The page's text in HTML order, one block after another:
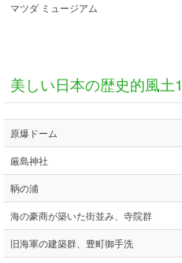
マツダ ミュージアム
美しい日本の歴史的風土
原爆ドーム
厳島神社
鞆の浦
海の豪商が築いた街並み、寺院群
旧海軍の建築群、豊町御手洗